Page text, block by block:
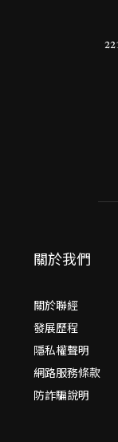
關於我們
關於聯經
發展歷程
隱私權聲明
網路服務條款
防詐騙說明